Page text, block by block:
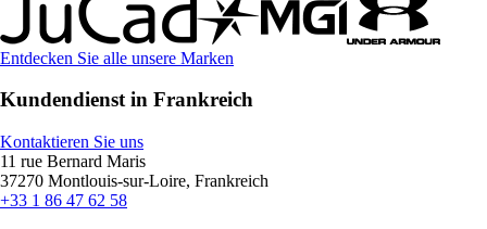
Entdecken Sie alle unsere Marken
Kundendienst in Frankreich
Kontaktieren Sie uns
11 rue Bernard Maris
37270 Montlouis-sur-Loire, Frankreich
+33 1 86 47 62 58